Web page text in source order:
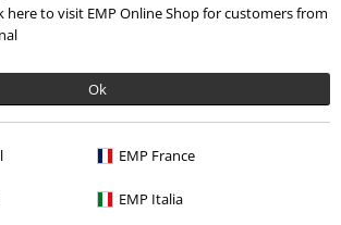
here to visit EMP Online Shop for customers from
Ok
EMP France
EMP Italia